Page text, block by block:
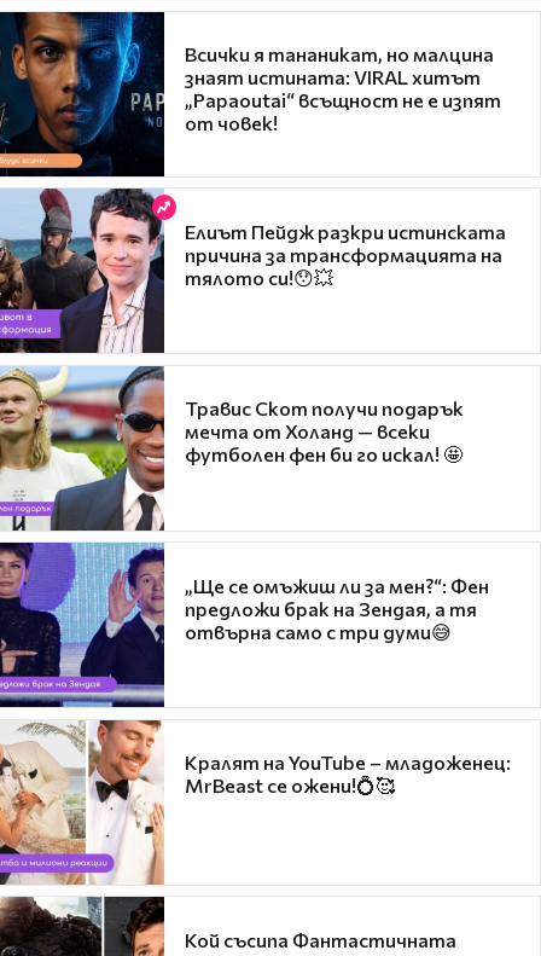
Всички я тананикат, но малцина
знаят истината: VIRAL хитът
„Papaoutai“ всъщност не е изпят
от човек!
Елиът Пейдж разкри истинската
причина за трансформацията на
тялото си!😯💥
Травис Скот получи подарък
мечта от Холанд — всеки
футболен фен би го искал! 🤩
„Ще се омъжиш ли за мен?“: Фен
предложи брак на Зендая, а тя
отвърна само с три думи😅
Кралят на YouTube – младоженец:
MrBeast се ожени!💍🥰
Кой съсипа Фантастичната